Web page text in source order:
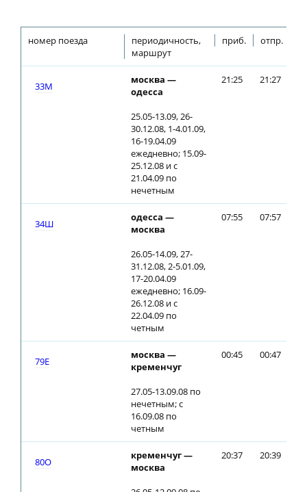
номер поезда
периодичность,
маршрут
приб. отпр.
33М
москва —
одесса
25.05-13.09, 26-
30.12.08, 1-4.01.09,
16-19.04.09
ежедневно; 15.09-
25.12.08 и с
21.04.09 по
нечетным
21:25 21:27
34Ш
одесса —
москва
26.05-14.09, 27-
31.12.08, 2-5.01.09,
17-20.04.09
ежедневно; 16.09-
26.12.08 и с
22.04.09 по
четным
07:55 07:57
79E
москва —
кременчуг
27.05-13.09.08 по
нечетным; с
16.09.08 по
четным
00:45 00:47
80О
кременчуг —
москва
20:37 20:39